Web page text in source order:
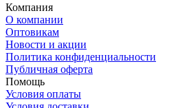
Компания
О компании
Оптовикам
Новости и акции
Политика конфиденциальности
Публичная оферта
Помощь
Условия оплаты